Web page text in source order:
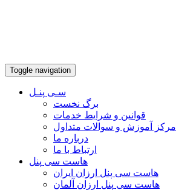
Toggle navigation
سـی پنـل
برگ نخست
قوانین و شرایط خدمات
مرکز آموزش و سوالات متداول
درباره ما
ارتباط با ما
هاست سی پنل
هاست سی پنل ارزان ایران
هاست سی پنل ارزان آلمان